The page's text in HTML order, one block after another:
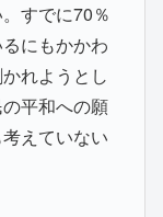
すでに70％
にもかかわ
れようとし
平和への願
えていない